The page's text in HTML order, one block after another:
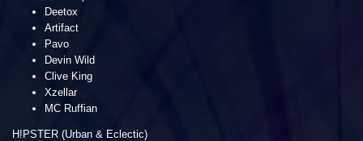
Deetox
Artifact
Pavo
Devin Wild
Clive King
Xzellar
MC Ruffian
H!PSTER (Urban & Eclectic)